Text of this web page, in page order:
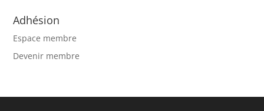
Adhésion
Espace membre
Devenir membre